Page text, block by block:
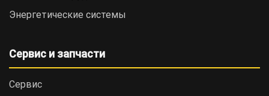
Энергетические системы
Сервис и запчасти
Сервис